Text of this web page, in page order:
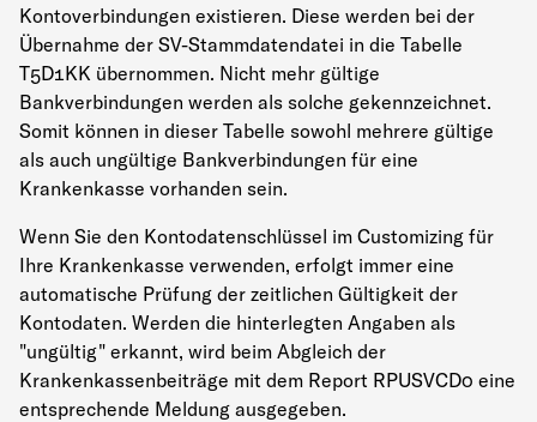
Kontoverbindungen existieren. Diese werden bei der
Übernahme der SV-Stammdatendatei in die Tabelle
T5D1KK übernommen. Nicht mehr gültige
Bankverbindungen werden als solche gekennzeichnet.
Somit können in dieser Tabelle sowohl mehrere gültige
als auch ungültige Bankverbindungen für eine
Krankenkasse vorhanden sein.
Wenn Sie den Kontodatenschlüssel im Customizing für
Ihre Krankenkasse verwenden, erfolgt immer eine
automatische Prüfung der zeitlichen Gültigkeit der
Kontodaten. Werden die hinterlegten Angaben als
"ungültig" erkannt, wird beim Abgleich der
Krankenkassenbeiträge mit dem Report RPUSVCD0 eine
entsprechende Meldung ausgegeben.